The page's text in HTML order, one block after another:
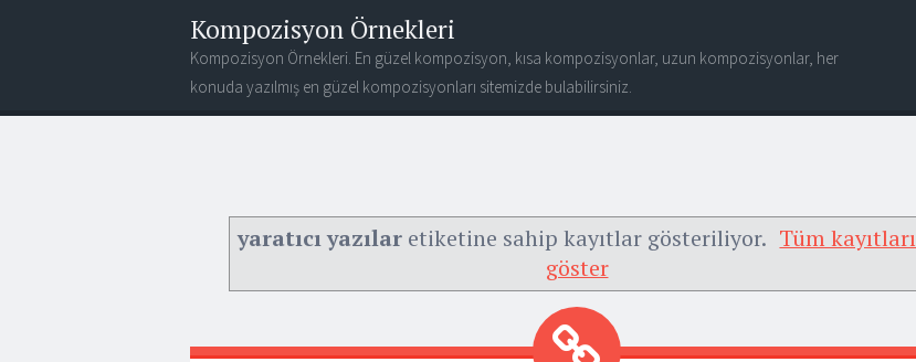
Kompozisyon Örnekleri
Kompozisyon Örnekleri. En güzel kompozisyon, kısa kompozisyonlar, uzun kompozisyonlar, her
konuda yazılmış en güzel kompozisyonları sitemizde bulabilirsiniz.
yaratıcı yazılaretiketine sahip kayıtlar gösteriliyor. Tüm kayıtları
göster